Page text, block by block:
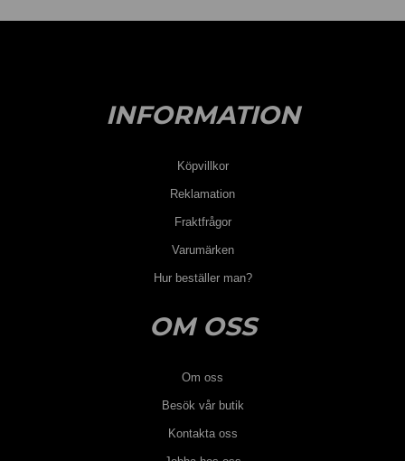
INFORMATION
Köpvillkor
Reklamation
Fraktfrågor
Varumärken
Hur beställer man?
OM OSS
Om oss
Besök vår butik
Kontakta oss